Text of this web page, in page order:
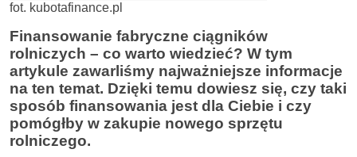
fot. kubotafinance.pl
Finansowanie fabryczne ciągników
rolniczych – co warto wiedzieć? W tym
artykule zawarliśmy najważniejsze informacje
na ten temat. Dzięki temu dowiesz się, czy taki
sposób finansowania jest dla Ciebie i czy
pomógłby w zakupie nowego sprzętu
rolniczego.